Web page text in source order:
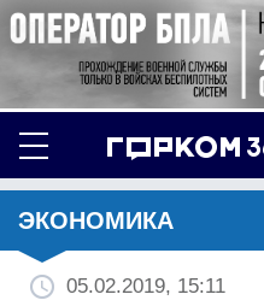
ЭКОНОМИКА
05.02.2019, 15:11